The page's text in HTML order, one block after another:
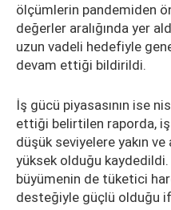
ölçümlerin pandemiden
değerler aralığında yer
uzun vadeli hedefiyle
devam ettiği bildirildi.
İş gücü piyasasının ise
ettiği belirtilen raporda,
düşük seviyelere yakın ve
yüksek olduğu
büyümenin de tüketici
desteğiyle güçlü olduğu